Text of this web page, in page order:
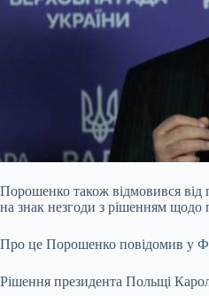
Порошенко також відмовився від
на знак незгоди з рішенням щодо
Про це Порошенко повідомив у
Рішення президента Польщі